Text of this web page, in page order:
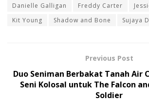
Danielle Galligan
Freddy Carter
Kit Young
Shadow and Bone Sujaya
Previous Post
Duo Seniman Berbakat Tanah Air
Seni Kolosal untuk The Falcon
Soldier